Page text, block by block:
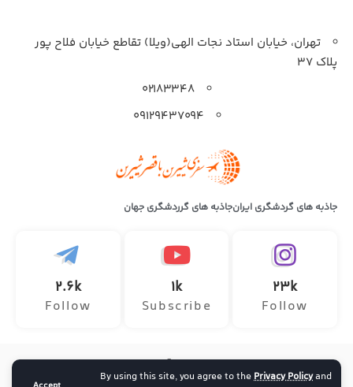
By using this site, you agree to thePrivacy Policyand
تهران، خیابان استاد نجات الهی(ویلا) تقاطع خیابان فلاح پور
پلاک 37
۰۲۱۸۳۳۴۸
۰۹۱۲۹۴۳۷۰۹۴
جاذبه های گردشگری ایرانجاذبه های گرردشگری جهان
23k
Follow
1k
Subscribe
2.6k
Follow
تمامی حقوق این وب سایت متعلق به آژانس هواپیمایی سفر ماجراجویانه
ارائه دهنده خدمات تور داخلی و خارجی ، خرید بلیط هواپیما و رزرو آنلاین